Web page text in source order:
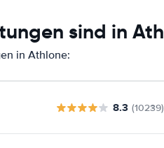
sind in
in Athlone:
8.3 (10239)